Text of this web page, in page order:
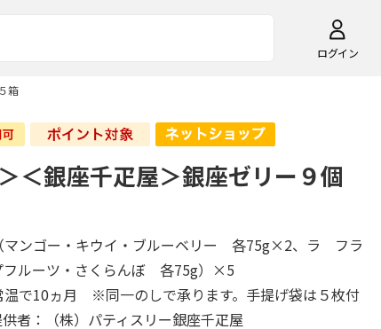
ログイン
箱
＜銀座千疋屋＞銀座ゼリー９個
ンゴー・キウイ・ブルーベリー 各75g×2、ラ フラ
フルーツ・さくらんぼ 各75g）×5
で10ヵ月 ※同一のしで承ります。手提げ袋は５枚付
者：（株）パティスリー銀座千疋屋